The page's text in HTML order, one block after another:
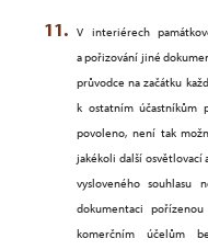
V interiérech
a pořizování jiné
průvodce na začátku
k ostatním účastníkům
povoleno, není tak
jakékoli další osvětlovací
vysloveného souhlasu
dokumentaci
komerčním účelům